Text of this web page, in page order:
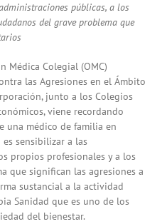
públicas, a los
del grave problema que
Médica Colegial (OMC)
las Agresiones en el Ámbito
junto a los Colegios
viene recordando
una médico de familia en
sensibilizar a las
propios profesionales y a los
que significan las agresiones a
sustancial a la actividad
Sanidad que es uno de los
del bienestar.